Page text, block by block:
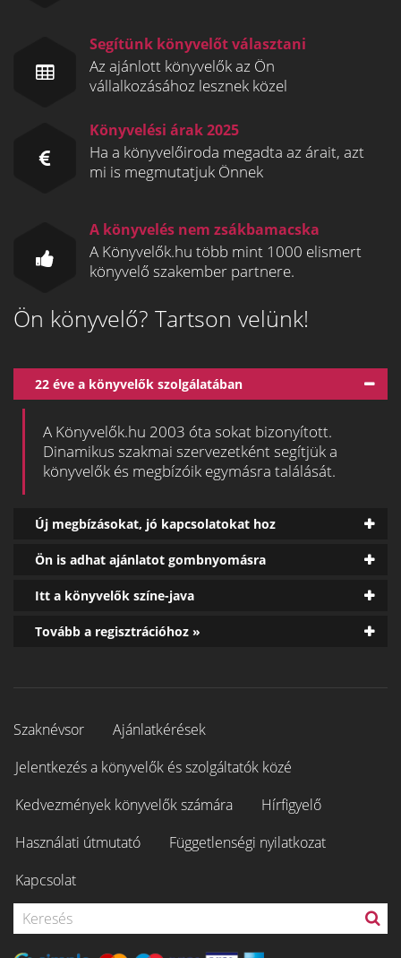
Segítünk könyvelőt választani
Az ajánlott könyvelők az Ön
vállalkozásához lesznek közel
Könyvelési árak 2025
Ha a könyvelőiroda megadta az árait, azt
mi is megmutatjuk Önnek
A könyvelés nem zsákbamacska
A Könyvelők.hu több mint 1000 elismert
könyvelő szakember partnere.
Ön könyvelő? Tartson velünk!
22 éve a könyvelők szolgálatában
A Könyvelők.hu 2003 óta sokat bizonyított.
Dinamikus szakmai szervezetként segítjük a
könyvelők és megbízóik egymásra találását.
Új megbízásokat, jó kapcsolatokat hoz
Ön is adhat ajánlatot gombnyomásra
Itt a könyvelők színe-java
Tovább a regisztrációhoz »
Szaknévsor
Ajánlatkérések
Jelentkezés a könyvelők és szolgáltatók közé
Kedvezmények könyvelők számára
Hírfigyelő
Használati útmutató
Függetlenségi nyilatkozat
Kapcsolat